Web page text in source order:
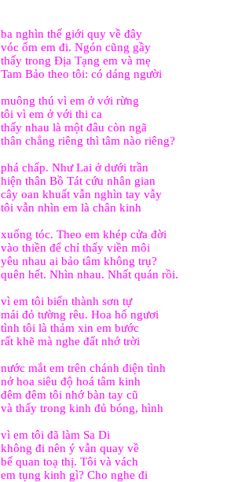
ba nghìn thế giới quy về đây
vóc ốm em đi. Ngón cũng gầy
thấy trong Địa Tạng em và mẹ
Tam Bảo theo tôi: có dáng người
muông thú vì em ở với rừng
tôi vì em ở với thi ca
thấy nhau là một đâu còn ngã
thân chẳng riêng thì tâm nào riêng?
phá chấp. Như Lai ở dưới trần
hiện thân Bồ Tát cứu nhân gian
cây oan khuất vẫn nghìn tay vẫy
tôi vẫn nhìn em là chân kinh
xuống tóc. Theo em khép cửa đời
vào thiền để chỉ thấy viền môi
yêu nhau ai bảo tâm không trụ?
quên hết. Nhìn nhau. Nhất quán rồi.
vì em tôi biến thành sơn tự
mái đỏ tường rêu. Hoa hổ ngươi
tình tôi là thảm xin em bước
rất khẽ mà nghe đất nhớ trời
nước mắt em trên chánh điện tình
nở hoa siêu độ hoá tâm kinh
đêm đêm tôi nhớ bàn tay cũ
và thấy trong kinh đủ bóng, hình
vì em tôi đã làm Sa Di
không đi nên ý vẫn quay về
bế quan toạ thị. Tôi và vách
em tụng kinh gì? Cho nghe đi